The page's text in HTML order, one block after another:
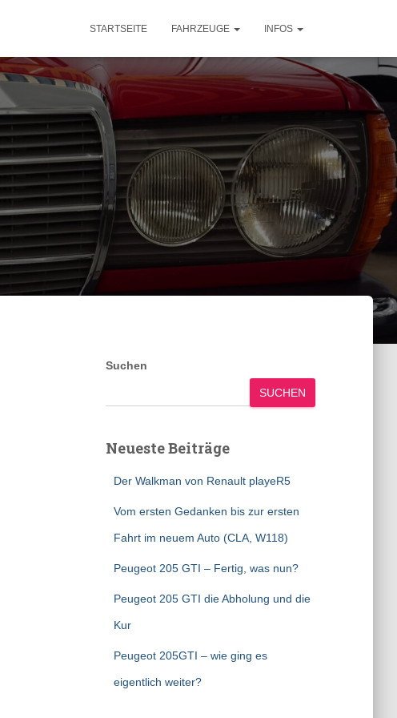
STARTSEITE FAHRZEUGE INFOS
Suchen
SUCHEN
Neueste Beiträge
Der Walkman von Renault playeR5
Vom ersten Gedanken bis zur ersten
Fahrt im neuem Auto (CLA, W118)
Peugeot 205 GTI – Fertig, was nun?
Peugeot 205 GTI die Abholung und die
Kur
Peugeot 205GTI – wie ging es
eigentlich weiter?